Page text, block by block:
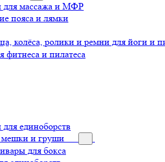
для массажа и МФР
пояса и лямки
колёса, ролики и ремни для йоги и
фитнеса и пилатеса
единоборств
мешки и груши
для бокса